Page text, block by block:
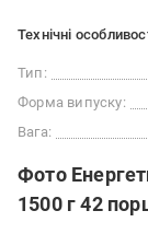
Технічні
Тип:
Форма випуску:
Вага:
Фото
1500 г 42